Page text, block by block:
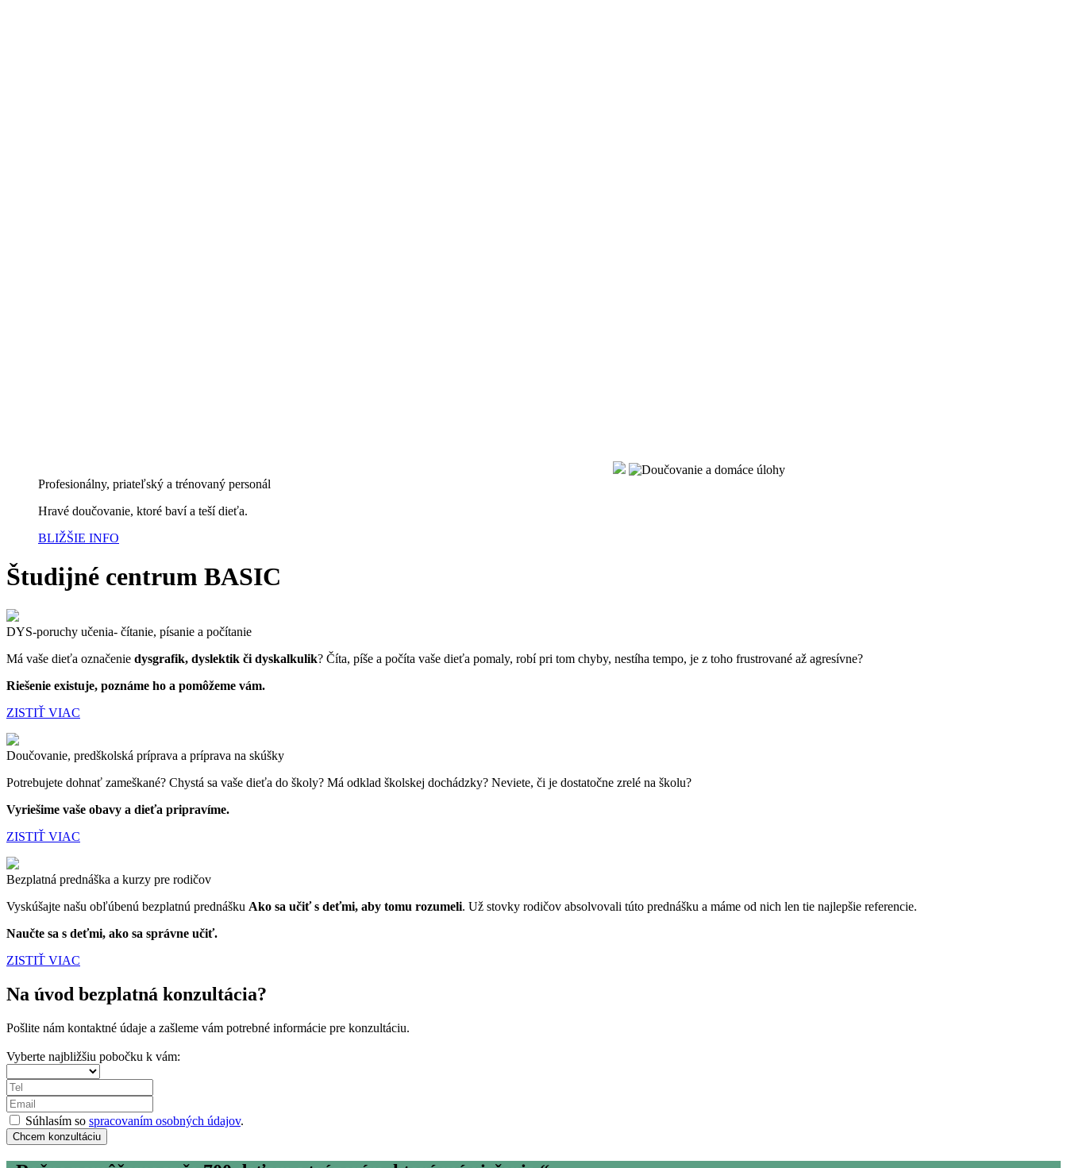
Profesionálny, priateľský a trénovaný personál
Hravé doučovanie, ktoré baví a teší dieťa.
BLIŽŠIE INFO
Študijné centrum BASIC
DYS-poruchy učenia- čítanie, písanie a počítanie
Má vaše dieťa označenie dysgrafik, dyslektik či dyskalkulik? Číta, píše a počíta vaše dieťa pomaly, robí pri tom chyby, nestíha tempo, je z toho frustrované až agresívne?
Riešenie existuje, poznáme ho a pomôžeme vám.
ZISTIŤ VIAC
Doučovanie, predškolská príprava a príprava na skúšky
Potrebujete dohnať zameškané? Chystá sa vaše dieťa do školy? Má odklad školskej dochádzky? Neviete, či je dostatočne zrelé na školu?
Vyriešime vaše obavy a dieťa pripravíme.
ZISTIŤ VIAC
Bezplatná prednáška a kurzy pre rodičov
Vyskúšajte našu obľúbenú bezplatnú prednášku Ako sa učiť s deťmi, aby tomu rozumeli. Už stovky rodičov absolvovali túto prednášku a máme od nich len tie najlepšie referencie.
Naučte sa s deťmi, ako sa správne učiť.
ZISTIŤ VIAC
Na úvod bezplatná konzultácia?
Pošlite nám kontaktné údaje a zašleme vám potrebné informácie pre konzultáciu.
Vyberte najbližšiu pobočku k vám:
Súhlasím so spracovaním osobných údajov.
Chcem konzultáciu